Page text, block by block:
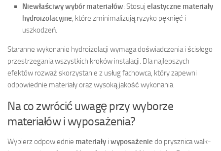
Niewłaściwy wybór materiałów: Stosuj elastyczne materiały
hydroizolacyjne, które zminimalizują ryzyko pęknięć i
uszkodzeń.
Staranne wykonanie hydroizolacji wymaga doświadczenia i ścisłego
przestrzegania wszystkich kroków instalacji. Dla najlepszych
efektów rozważ skorzystanie z usług fachowca, który zapewni
odpowiednie materiały oraz wysoką jakość wykonania.
Na co zwrócić uwagę przy wyborze
materiałów i wyposażenia?
Wybierz odpowiednie materiały i wyposażenie do prysznica walk-